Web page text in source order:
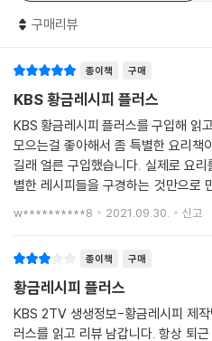
충무김밥 212
프렌치토스트&토스트 220
빈대떡 224
전복장 228
반숙달걀장 232
굴국밥 236
INDEX 240
구매리뷰
종이책 구매
KBS 황금레시피 플러스
KBS 황금레시피 플러스를 구입해 읽
모으는걸 좋아해서 좀 특별한 요리책
길래 얼른 구입했습니다. 실제로 요
별한 레시피들을 구경하는 것만으로
이 그런 쪽으로 힐링이 많이 됐어요~
w**********8 2021.09.30. 신고
종이책 구매
황금레시피 플러스
KBS 2TV 생생정보-황금레시피 제
러스를 읽고 리뷰 남갑니다. 항상 퇴